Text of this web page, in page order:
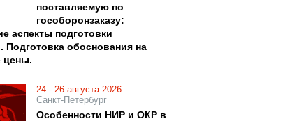
поставляемую по
гособоронзаказу:
аспекты подготовки
Подготовка обоснования на
цены.
24 - 26 августа 2026
Санкт-Петербург
Особенности НИР и ОКР в